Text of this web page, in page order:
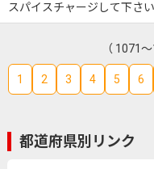
スパイスチャージして下さい
（ 1071
1 2 3 4 5 6
都道府県別リンク